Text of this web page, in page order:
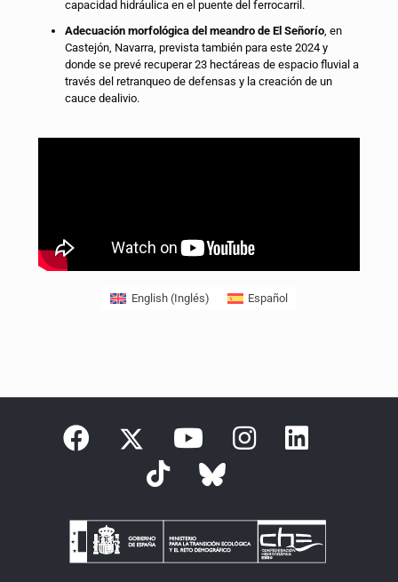
capacidad hidráulica en el puente del ferrocarril.
Adecuación morfológica del meandro de El Señorío, en
Castejón, Navarra, prevista también para este 2024 y
donde se prevé recuperar 23 hectáreas de espacio fluvial a
través del retranqueo de defensas y la creación de un
cauce dealivio.
English(Inglés) Español